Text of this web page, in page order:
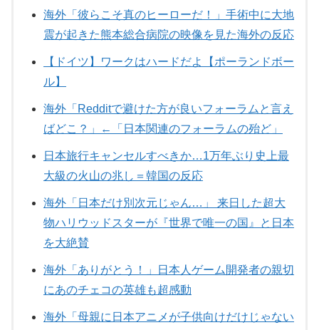
海外「彼らこそ真のヒーローだ！」手術中に大地
震が起きた熊本総合病院の映像を見た海外の反応
【ドイツ】ワークはハードだよ【ポーランドボー
ル】
海外「Redditで避けた方が良いフォーラムと言え
ばどこ？」←「日本関連のフォーラムの殆ど」
日本旅行キャンセルすべきか…1万年ぶり史上最
大級の火山の兆し＝韓国の反応
海外「日本だけ別次元じゃん…」 来日した超大
物ハリウッドスターが『世界で唯一の国』と日本
を大絶賛
海外「ありがとう！」日本人ゲーム開発者の親切
にあのチェコの英雄も超感動
海外「母親に日本アニメが子供向けだけじゃない